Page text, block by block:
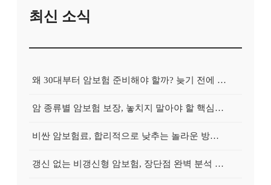
최신 소식
왜 30대부터 암보험 준비해야 할까? 늦기 전에 알아볼 꿀팁 전수
암 종류별 암보험 보장, 놓치지 말아야 할 핵심은 무엇일까요?
비싼 암보험료, 합리적으로 낮추는 놀라운 방법 없을까?
갱신 없는 비갱신형 암보험, 장단점 완벽 분석 & 스마트한 선택 팁